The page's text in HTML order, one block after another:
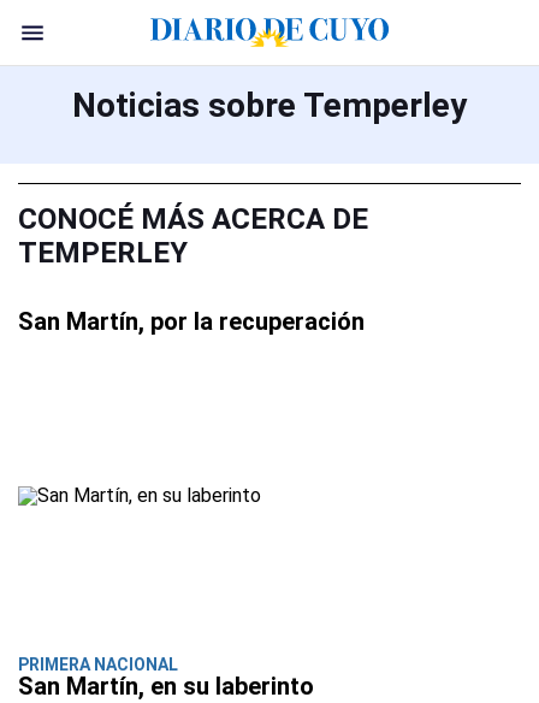
Noticias sobre Temperley
CONOCÉ MÁS ACERCA DE
TEMPERLEY
San Martín, por la recuperación
PRIMERA NACIONAL
San Martín, en su laberinto